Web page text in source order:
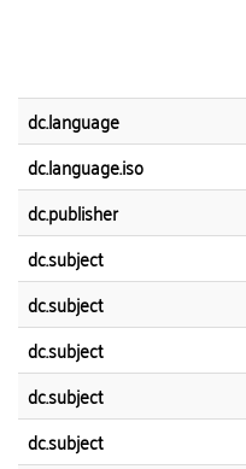
dc.language
dc.language.iso
dc.publisher
dc.subject
dc.subject
dc.subject
dc.subject
dc.subject